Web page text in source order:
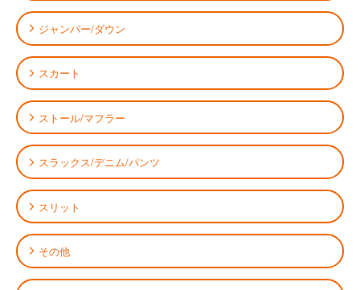
ジャンパー/ダウン
スカート
ストール/マフラー
スラックス/デニム/パンツ
スリット
その他